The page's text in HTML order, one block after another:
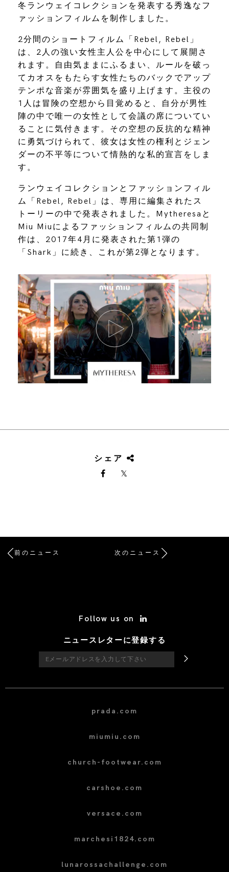
冬ランウェイコレクションを発表する秀逸なフ
ァッションフィルムを制作しました。
2分間のショートフィルム「Rebel, Rebel」
は、2人の強い女性主人公を中心にして展開さ
れます。自由気ままにふるまい、ルールを破っ
てカオスをもたらす女性たちのバックでアップ
テンポな音楽が雰囲気を盛り上げます。主役の
1人は冒険の空想から目覚めると、自分が男性
陣の中で唯一の女性として会議の席についてい
ることに気付きます。その空想の反抗的な精神
に勇気づけられて、彼女は女性の権利とジェン
ダーの不平等について情熱的な私的宣言をしま
す。
ランウェイコレクションとファッションフィル
ム「Rebel, Rebel」は、専用に編集されたス
トーリーの中で発表されました。Mytheresaと
Miu Miuによるファッションフィルムの共同制
作は、2017年4月に発表された第1弾の
「Shark」に続き、これが第2弾となります。
シェア
前のニュース 次のニュース
Follow us on
ニュースレターに登録する
prada.com
miumiu.com
church-footwear.com
carshoe.com
versace.com
marchesi1824.com
lunarossachallenge.com